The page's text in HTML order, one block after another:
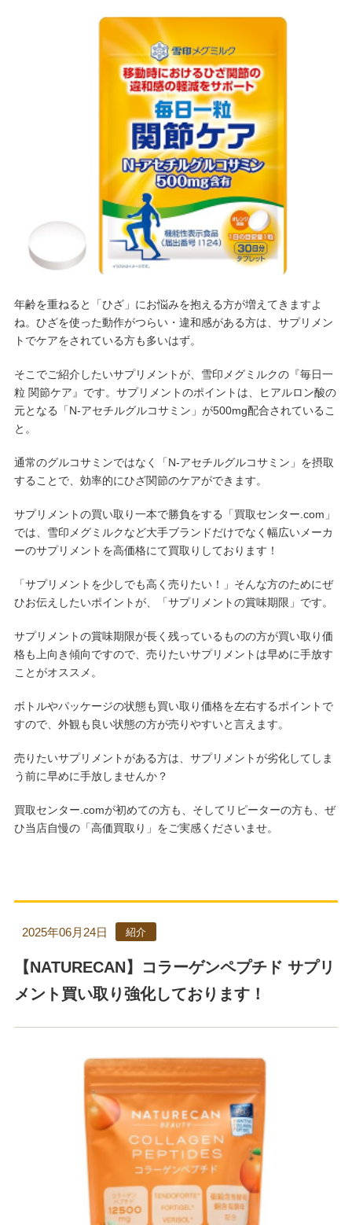
年齢を重ねると「ひざ」にお悩みを抱える方が増えてきますよ
ね。ひざを使った動作がつらい・違和感がある方は、サプリメン
トでケアをされている方も多いはず。
そこでご紹介したいサプリメントが、雪印メグミルクの『毎日一
粒 関節ケア』です。サプリメントのポイントは、ヒアルロン酸の
元となる「N-アセチルグルコサミン」が500mg配合されているこ
と。
通常のグルコサミンではなく「N-アセチルグルコサミン」を摂取
することで、効率的にひざ関節のケアができます。
サプリメントの買い取り一本で勝負をする「買取センター.com」
では、雪印メグミルクなど大手ブランドだけでなく幅広いメーカ
ーのサプリメントを高価格にて買取りしております！
「サプリメントを少しでも高く売りたい！」そんな方のためにぜ
ひお伝えしたいポイントが、「サプリメントの賞味期限」です。
サプリメントの賞味期限が長く残っているものの方が買い取り価
格も上向き傾向ですので、売りたいサプリメントは早めに手放す
ことがオススメ。
ボトルやパッケージの状態も買い取り価格を左右するポイントで
すので、外観も良い状態の方が売りやすいと言えます。
売りたいサプリメントがある方は、サプリメントが劣化してしま
う前に早めに手放しませんか？
買取センター.comが初めての方も、そしてリピーターの方も、ぜ
ひ当店自慢の「高価買取り」をご実感くださいませ。
【NATURECAN】コラーゲンペプチド サプリ
メント買い取り強化しております！
2025年06月24日 紹介